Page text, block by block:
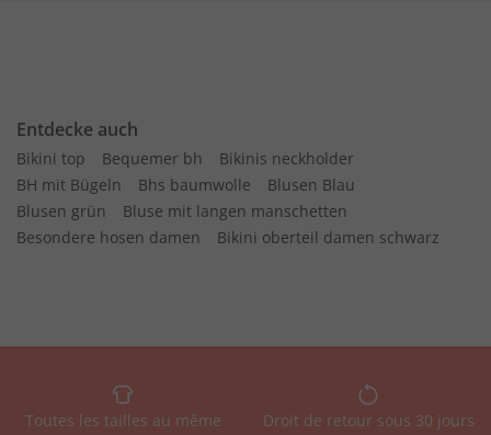
Entdecke auch
Bikini top Bequemer bh
Bikinis neckholder
BH mit Bügeln
Bhs baumwolle
Blusen Blau
Blusen grün
Bluse mit langen manschetten
Besondere hosen damen
Bikini oberteil damen schwarz
Toutes les tailles au même
Droit de retour sous 30 jours